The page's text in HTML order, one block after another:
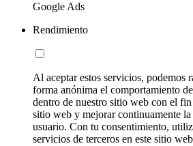
Google Ads
Rendimiento
Al aceptar estos servicios, podemos
forma anónima el comportamiento
dentro de nuestro sitio web con el
sitio web y mejorar continuamente
usuario. Con tu consentimiento,
servicios de terceros en este sitio